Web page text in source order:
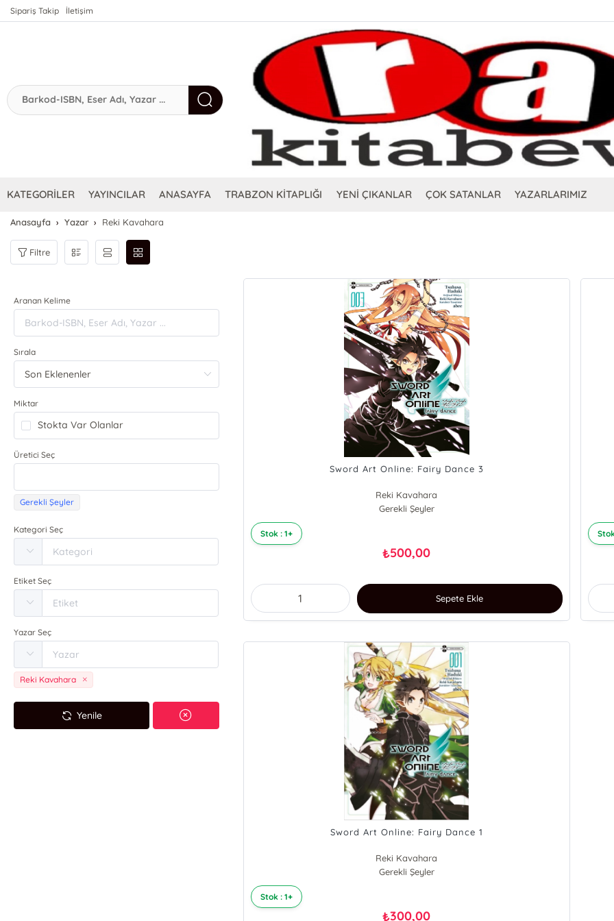
Sipariş Takip İletişim
KATEGORİLER YAYINCILAR ANASAYFA TRABZON KİTAPLIĞI YENİ ÇIKANLAR ÇOK SATANLAR YAZARLARIMIZ
Anasayfa Yazar Reki Kavahara
Filtre
Aranan Kelime
Sırala
Miktar
Stokta Var Olanlar
Üretici Seç
Gerekli Şeyler
Kategori Seç
Etiket Seç
Yazar Seç
Reki Kavahara
Yenile
Sword Art Online: Fairy Dance 3
Reki Kavahara
Gerekli Şeyler
Stok : 1+
₺500,00
Sepete Ekle
Sword Art Online: Fairy Dance 1
Reki Kavahara
Gerekli Şeyler
Stok : 1+
₺300,00